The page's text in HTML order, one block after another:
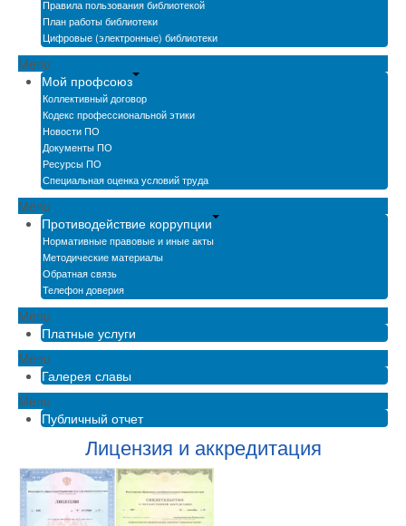
Правила пользования библиотекой
План работы библиотеки
Цифровые (электронные) библиотеки
Menu
Мой профсоюз
Коллективный договор
Кодекс профессиональной этики
Новости ПО
Документы ПО
Ресурсы ПО
Специальная оценка условий труда
Menu
Противодействие коррупции
Нормативные правовые и иные акты
Методические материалы
Обратная связь
Телефон доверия
Menu
Платные услуги
Menu
Галерея славы
Menu
Публичный отчет
Лицензия и аккредитация